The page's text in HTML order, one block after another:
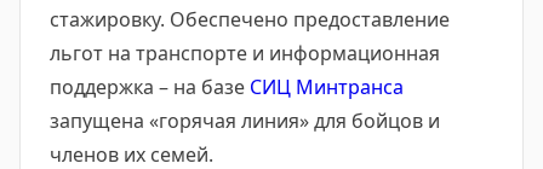
стажировку. Обеспечено предоставление
льгот на транспорте и информационная
поддержка – на базе СИЦ Минтранса
запущена «горячая линия» для бойцов и
членов их семей.